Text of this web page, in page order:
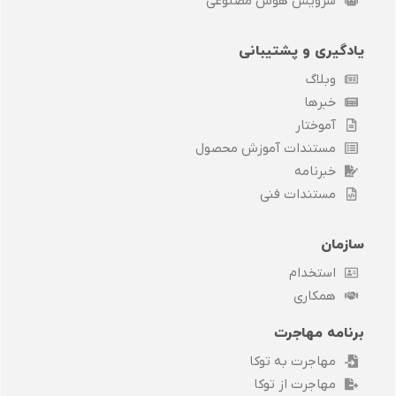
یادگیری و پشتیبانی
وبلاگ
خبرها
آموختار
مستندات آموزش محصول
خبرنامه
مستندات فنی
سازمان
استخدام
همکاری
برنامه مهاجرت
مهاجرت به توکا
مهاجرت از توکا